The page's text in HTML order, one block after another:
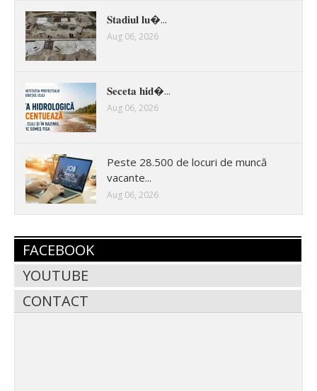
𝐒𝐭𝐚𝐝𝐢𝐮𝐥 𝐥𝐮�...
Aug 06, 2026
𝐒𝐞𝐜𝐞𝐭𝐚 𝐡𝐢𝐝�...
Aug 06, 2026
Peste 28.500 de locuri de muncă
vacante...
Aug 06, 2026
FACEBOOK
YOUTUBE
CONTACT